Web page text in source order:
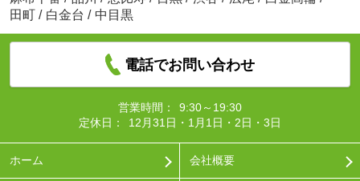
田町 / 白金台 / 中目黒
電話でお問い合わせ
営業時間：
9:30～19:30
定休日：
12月31日・1月1日・2日・3日
ホーム 会社概要